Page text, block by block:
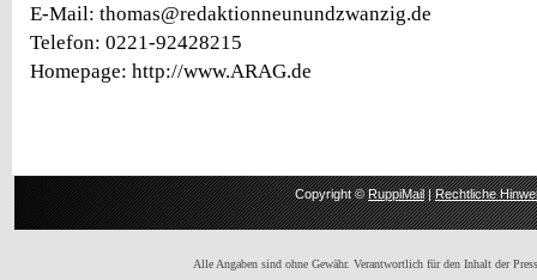
E-Mail: thomas@redaktionneunundzwanzig.de
Telefon: 0221-92428215
Homepage: http://www.ARAG.de
Copyright ©RuppiMail|Rechtliche
Alle Angaben sind ohne Gewähr. Verantwortlich für den Inhalt der